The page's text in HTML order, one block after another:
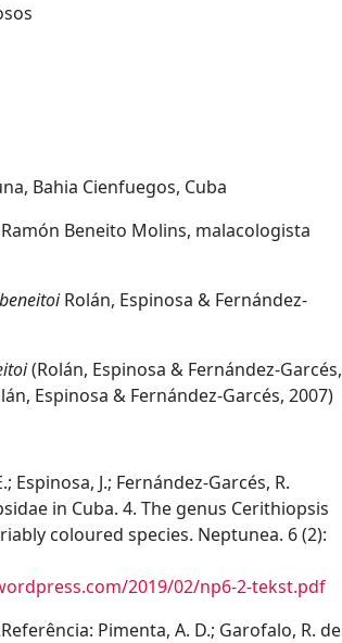
Bahia Cienfuegos, Cuba
Beneito Molins, malacologista
Rolán, Espinosa & Fernández-
(Rolán, Espinosa & Fernández-Garcés,
Espinosa & Fernández-Garcés, 2007)
Espinosa, J.; Fernández-Garcés, R.
in Cuba. 4. The genus Cerithiopsis
coloured species. Neptunea. 6 (2):
2019/02/np6-2-tekst.pdf
Referência: Pimenta, A. D.; Garofalo, R. de